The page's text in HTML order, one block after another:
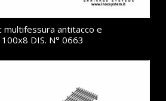
multifessura antitacco e
DIS. N° 0663